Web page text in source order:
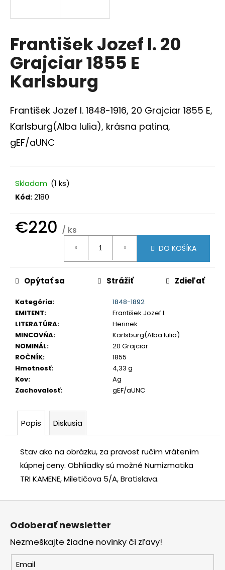
František Jozef I. 20
Grajciar 1855 E
Karlsburg
František Jozef I. 1848-1916, 20 Grajciar 1855 E,
Karlsburg(Alba Iulia), krásna patina,
gEF/aUNC
Skladom (1 ks)
Kód: 2180
€220 / ks
DO KOŠÍKA
Kategória:
1848-1892
EMITENT:
František Jozef I.
LITERATÚRA:
Herinek
MINCOVŇA:
Karlsburg(Alba Iulia)
NOMINÁL:
20 Grajciar
ROČNÍK:
1855
Hmotnosť:
4,33 g
Kov:
Ag
Zachovalosť: gEF/aUNC
Opýtať sa Strážiť Zdieľať
Popis Diskusia
Stav ako na obrázku, za pravosť ručím vrátením
kúpnej ceny. Obhliadky sú možné Numizmatika
TRI KAMENE, Miletičova 5/A, Bratislava.
s
ť
?
HĽADAŤ
O
p
o
č
e
GRAJCIAR
1706
IP
SANKT
VEIT
€80
Z
Odoberať newsletter
Nezmeškajte žiadne novinky či zľavy!
Email